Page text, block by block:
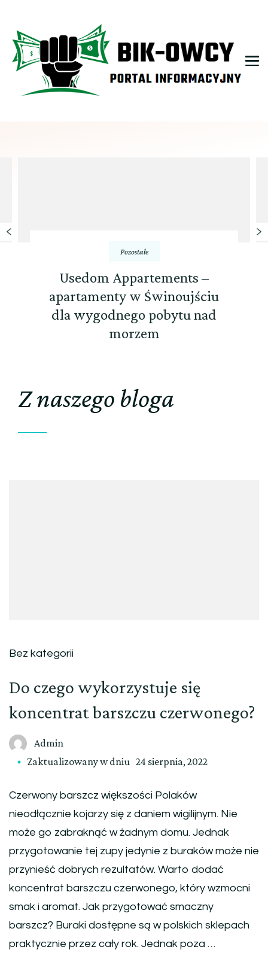
Pozostałe
Usedom Appartements –
apartamenty w Świnoujściu
dla wygodnego pobytu nad
morzem
Z naszego bloga
Bez kategorii
Do czego wykorzystuje się
koncentrat barszczu czerwonego?
Admin
Zaktualizowany w dniu 24 sierpnia, 2022
Czerwony barszcz większości Polaków
nieodłącznie kojarzy się z daniem wigilijnym. Nie
może go zabraknąć w żadnym domu. Jednak
przygotowanie tej zupy jedynie z buraków może nie
przynieść dobrych rezultatów. Warto dodać
koncentrat barszczu czerwonego, który wzmocni
smak i aromat. Jak przygotować smaczny
barszcz? Buraki dostępne są w polskich sklepach
praktycznie przez cały rok. Jednak poza …